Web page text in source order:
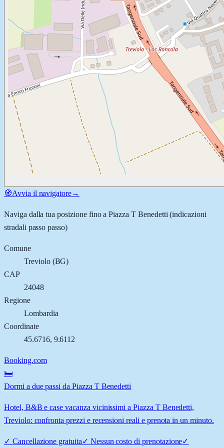
🧭Avvia il navigatore→
Naviga dalla tua posizione fino aPiazza T Benedetti (indicazioni
stradali passo passo)
Comune
Treviolo(BG)
CAP
24048
Regione
Lombardia
Coordinate
45.6716, 9.6112
Booking.com
🛏️
Dormi a due passi da Piazza T Benedetti
Hotel, B&B e case vacanza vicinissimi a Piazza T Benedetti,
Treviolo: confronta prezzi e recensioni reali e prenota in un minuto.
✓ Cancellazione gratuita✓ Nessun costo di prenotazione✓